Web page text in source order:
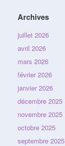
Archives
juillet 2026
avril 2026
mars 2026
février 2026
janvier 2026
décembre 2025
novembre 2025
octobre 2025
septembre 2025